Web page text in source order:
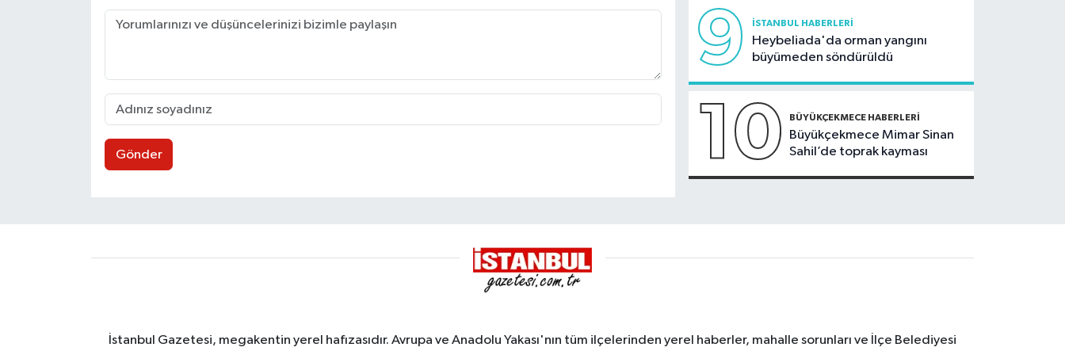
Gönder
9 İSTANBUL HABERLERI
Heybeliada'da orman yangını
büyümeden söndürüldü
10 BÜYÜKÇEKMECE HABERLERI
Büyükçekmece Mimar Sinan
Sahil’de toprak kayması
İstanbul Gazetesi, megakentin yerel hafızasıdır. Avrupa ve Anadolu Yakası'nın tüm ilçelerinden yerel haberler, mahalle sorunları ve İlçe Belediyesi